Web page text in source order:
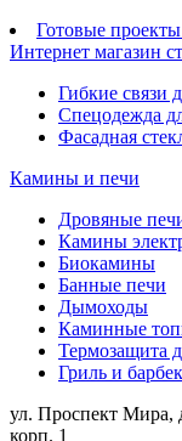
Готовые
Интернет магазин
Гибкие связи
Спецодежда
Фасадная
Камины и печи
Дровяные
Камины
Биокамины
Банные печи
Дымоходы
Каминные
Термозащита
Гриль и
ул. Проспект Мира,
корп. 1